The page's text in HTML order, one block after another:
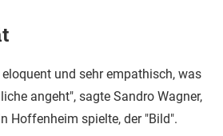
und sehr empathisch, was
angeht", sagte Sandro Wagner,
Hoffenheim spielte, der "Bild".